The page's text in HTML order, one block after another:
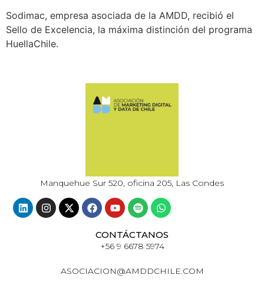
Sodimac, empresa asociada de la AMDD, recibió el
Sello de Excelencia, la máxima distinción del programa
HuellaChile.
Manquehue Sur 520, oficina 205, Las Condes
CONTÁCTANOS
+56 9 6678 5974
ASOCIACION@AMDDCHILE.COM